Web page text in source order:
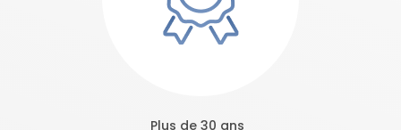
Plus de 30 ans